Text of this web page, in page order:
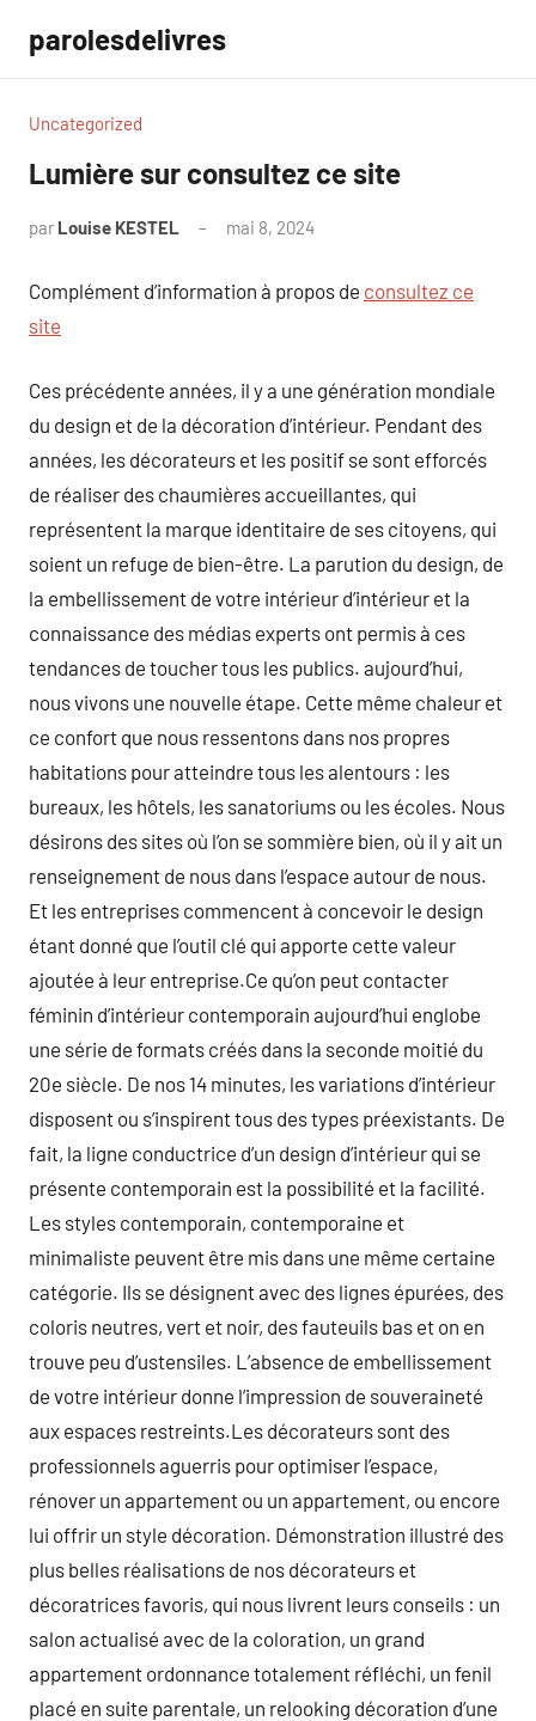
contenu
parolesdelivres
Uncategorized
Lumière sur consultez ce site
par Louise KESTEL mai 8, 2024
Complément d’information à propos de consultez ce
site
Ces précédente années, il y a une génération mondiale
du design et de la décoration d’intérieur. Pendant des
années, les décorateurs et les positif se sont efforcés
de réaliser des chaumières accueillantes, qui
représentent la marque identitaire de ses citoyens, qui
soient un refuge de bien-être. La parution du design, de
la embellissement de votre intérieur d’intérieur et la
connaissance des médias experts ont permis à ces
tendances de toucher tous les publics. aujourd’hui,
nous vivons une nouvelle étape. Cette même chaleur et
ce confort que nous ressentons dans nos propres
habitations pour atteindre tous les alentours : les
bureaux, les hôtels, les sanatoriums ou les écoles. Nous
désirons des sites où l’on se sommière bien, où il y ait un
renseignement de nous dans l’espace autour de nous.
Et les entreprises commencent à concevoir le design
étant donné que l’outil clé qui apporte cette valeur
ajoutée à leur entreprise.Ce qu’on peut contacter
féminin d’intérieur contemporain aujourd’hui englobe
une série de formats créés dans la seconde moitié du
20e siècle. De nos 14 minutes, les variations d’intérieur
disposent ou s’inspirent tous des types préexistants. De
fait, la ligne conductrice d’un design d’intérieur qui se
présente contemporain est la possibilité et la facilité.
Les styles contemporain, contemporaine et
minimaliste peuvent être mis dans une même certaine
catégorie. Ils se désignent avec des lignes épurées, des
coloris neutres, vert et noir, des fauteuils bas et on en
trouve peu d’ustensiles. L’absence de embellissement
de votre intérieur donne l’impression de souveraineté
aux espaces restreints.Les décorateurs sont des
professionnels aguerris pour optimiser l’espace,
rénover un appartement ou un appartement, ou encore
lui offrir un style décoration. Démonstration illustré des
plus belles réalisations de nos décorateurs et
décoratrices favoris, qui nous livrent leurs conseils : un
salon actualisé avec de la coloration, un grand
appartement ordonnance totalement réfléchi, un fenil
placé en suite parentale, un relooking décoration d’une